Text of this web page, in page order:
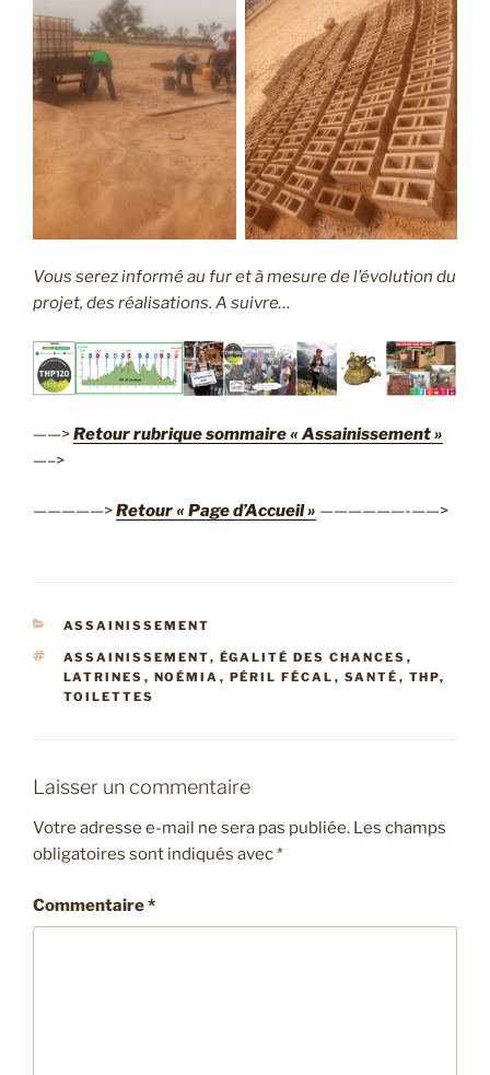
Vous serez informé au fur et à mesure de l’évolution du
projet, des réalisations. A suivre…
——>Retour rubrique sommaire « Assainissement »
—–>
—————>Retour « Page d’Accueil » ——————-——>
CATÉGORIES
ASSAINISSEMENT
ÉTIQUETTES
ASSAINISSEMENT, ÉGALITÉ DES CHANCES ,
LATRINES , NOÉMIA , PÉRIL FÉCAL , SANTÉ , THP,
TOILETTES
Laisser un commentaire
Votre adresse e-mail ne sera pas publiée. Les champs
obligatoires sont indiqués avec*
Commentaire*